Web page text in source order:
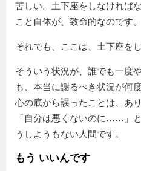
苦しい。土下座をしなければ
こと自体が、致命的なのです。
それでも、ここは、土下座を
そういう状況が、誰でも一度
も、本当に謝るべき状況が何
心の底から誤ったことは、あ
「自分は悪くないのに……」
うしようもない人間です。
もう いいんです